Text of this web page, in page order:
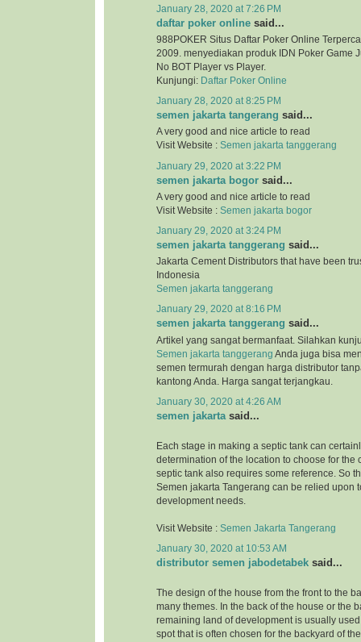
January 28, 2020 at 7:26 PM
daftar poker online said...
988POKER Situs Daftar Poker Online
2009. menyediakan produk IDN Poker Game
No BOT Player vs Player.
Kunjungi: Daftar Poker Online
January 28, 2020 at 8:25 PM
semen jakarta tangerang said...
A very good and nice article to read
Visit Website : Semen jakarta tanggerang
January 29, 2020 at 3:22 PM
semen jakarta bogor said...
A very good and nice article to read
Visit Website : Semen jakarta bogor
January 29, 2020 at 3:24 PM
semen jakarta tanggerang said...
Jakarta Cement Distributors that have been
Indonesia
Semen jakarta tanggerang
January 29, 2020 at 8:16 PM
semen jakarta tanggerang said...
Artikel yang sangat bermanfaat. Silahkan
Semen jakarta tanggerang Anda juga bisa
semen termurah dengan harga distributor
kantong Anda. Harga sangat terjangkau.
January 30, 2020 at 4:26 AM
semen jakarta said...
Each stage in making a septic tank can
determination of the location to choose for the
septic tank also requires some reference. So
Semen jakarta Tangerang can be relied upon
development needs.
Visit Website : Semen Jakarta Tangerang
January 30, 2020 at 10:53 AM
distributor semen jabodetabek said...
The design of the house from the front to the
many themes. In the back of the house or the
remaining land of development is usually
spot that is often chosen for the backyard of